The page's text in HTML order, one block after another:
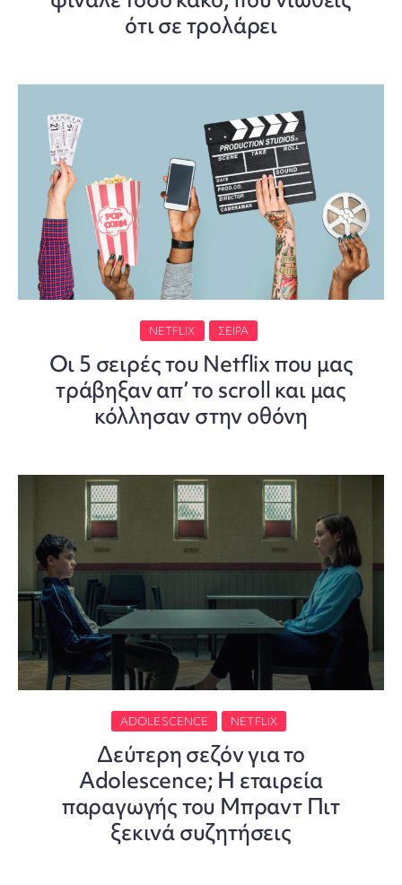
ότι σε τρολάρει
NETFLIX ΣΕΙΡΑ
Οι 5 σειρές του Netflix που μας
τράβηξαν απ’ το scroll και μας
κόλλησαν στην οθόνη
ADOLESCENCE NETFLIX
Δεύτερη σεζόν για το
Adolescence; Η εταιρεία
παραγωγής του Μπραντ Πιτ
ξεκινά συζητήσεις